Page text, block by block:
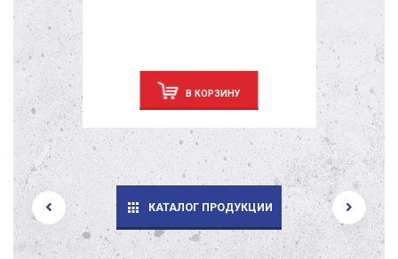
В КОРЗИНУ
КАТАЛОГ ПРОДУКЦИИ